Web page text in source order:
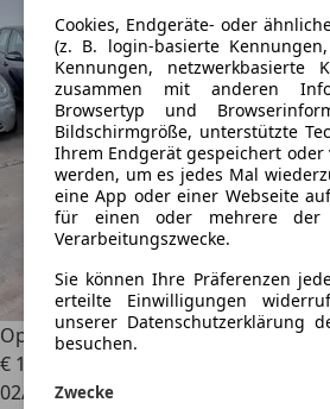
Cookies, Endgeräte- oder
(z. B. login-basierte
Kennungen, netzwerkbasierte
zusammen mit anderen
Browsertyp und
Bildschirmgröße, unterstützte
Ihrem Endgerät gespeichert oder
werden, um es jedes Mal
eine App oder einer Webseite
für einen oder mehrere der
Verarbeitungszwecke.
Sie können Ihre Präferenzen
erteilte Einwilligungen
unserer Datenschutzerklärung
besuchen.
Zwecke
Opel AstraJ Sports Tourer Design
€ 1.980
02/2012